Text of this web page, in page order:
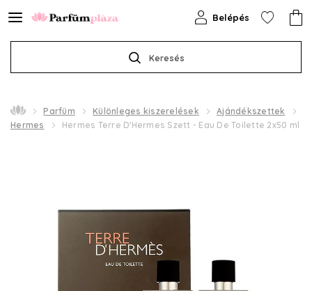
Keresés
Belépés
Parfüm Különleges kiszerelések
Ajándékszettek
Hermes
Hermes Terre D'Hermes Szett - Eau De Toilette 2x50 ml